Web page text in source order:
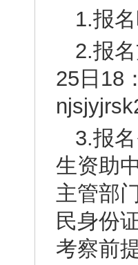
1.报
2.报
25日18
3.报
生资助
主管部
民身份
考察前